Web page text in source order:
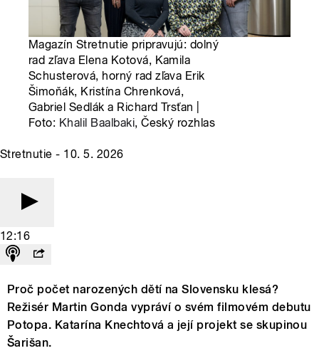
Magazín Stretnutie pripravujú: dolný
rad zľava Elena Kotová, Kamila
Schusterová, horný rad zľava Erik
Šimoňák, Kristína Chrenková,
Gabriel Sedlák a Richard Trsťan |
Foto: Khalil Baalbaki, Český rozhlas
Stretnutie - 10. 5. 2026
12:16
Proč počet narozených dětí na Slovensku klesá?
Režisér Martin Gonda vypráví o svém filmovém debutu
Potopa. Katarína Knechtová a její projekt se skupinou
Šarišan.